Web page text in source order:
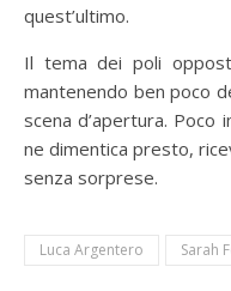
quest’ultimo.
Il tema dei poli
mantenendo ben poco
scena d’apertura.
ne dimentica presto,
senza sorprese.
Luca Argentero Sarah